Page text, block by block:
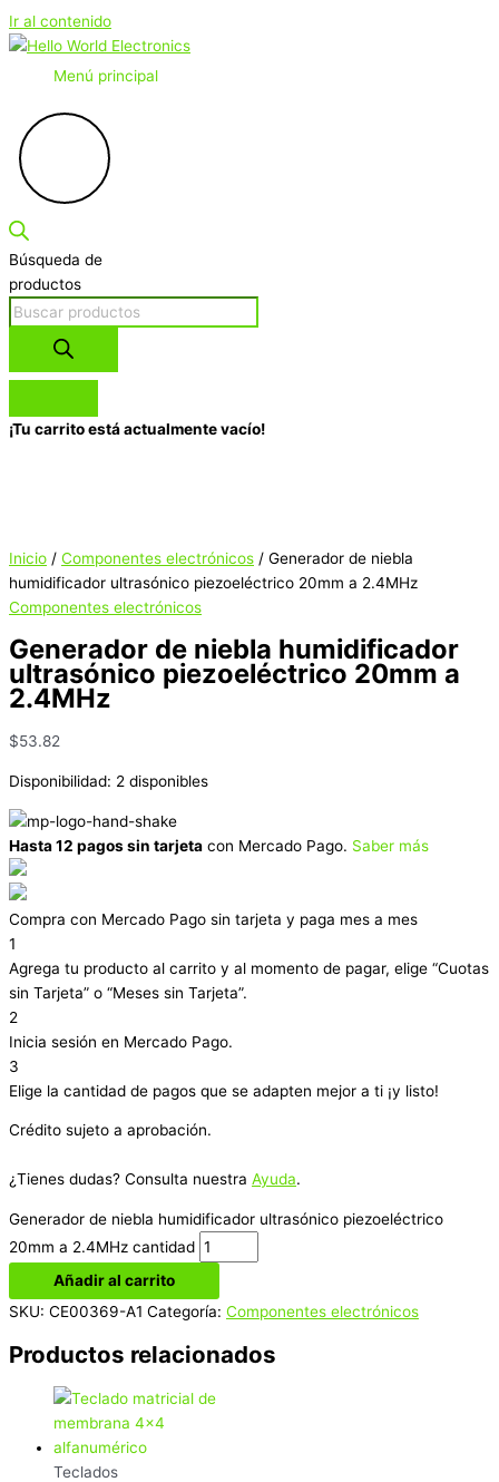
Ir al contenido
Menú principal
Búsqueda de
productos
¡Tu carrito está actualmente vacío!
Inicio / Componentes electrónicos / Generador de niebla
humidificador ultrasónico piezoeléctrico 20mm a 2.4MHz
Componentes electrónicos
Generador de niebla humidificador
ultrasónico piezoeléctrico 20mm a
2.4MHz
$53.82
Disponibilidad: 2 disponibles
Hasta 12 pagos sin tarjeta con Mercado Pago. Saber más
Compra con Mercado Pago sin tarjeta y paga mes a mes
1
Agrega tu producto al carrito y al momento de pagar, elige “Cuotas
sin Tarjeta” o “Meses sin Tarjeta”.
2
Inicia sesión en Mercado Pago.
3
Elige la cantidad de pagos que se adapten mejor a ti ¡y listo!
Crédito sujeto a aprobación.
¿Tienes dudas? Consulta nuestra Ayuda.
Generador de niebla humidificador ultrasónico piezoeléctrico
20mm a 2.4MHz cantidad
Añadir al carrito
SKU: CE00369-A1 Categoría: Componentes electrónicos
Productos relacionados
Teclados